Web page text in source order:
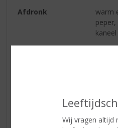
Wij vragen altijd
Afdronk
warm
Reviews